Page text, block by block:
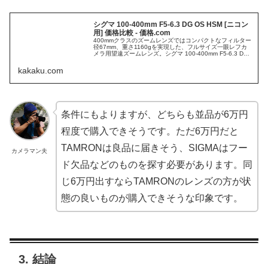
シグマ 100-400mm F5-6.3 DG OS HSM [ニコン
用] 価格比較 - 価格.com
400mmクラスのズームレンズではコンパクトなフィルター
径67mm、重さ1160gを実現した、フルサイズ一眼レフカ
メラ用望遠ズームレンズ。シグマ 100-400mm F5-6.3 DG
kakaku.com
カメラマン夫
条件にもよりますが、どちらも並品が6万円
程度で購入できそうです。ただ6万円だと
TAMRONは良品に届きそう、SIGMAはフー
ド欠品などのものを探す必要があります。同
じ6万円出すならTAMRONのレンズの方が状
態の良いものが購入できそうな印象です。
3. 結論